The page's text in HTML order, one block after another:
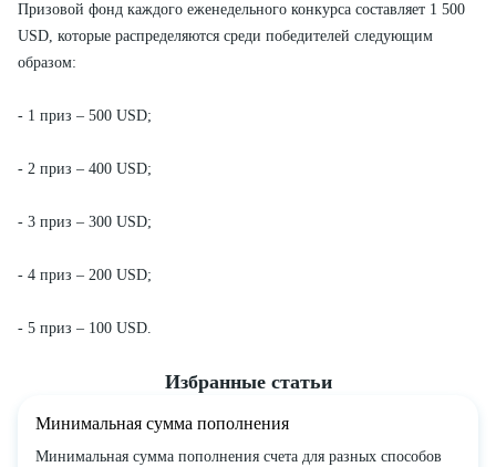
Призовой фонд каждого еженедельного конкурса составляет 1 500
USD, которые распределяются среди победителей следующим
образом:
- 1 приз – 500 USD;
- 2 приз – 400 USD;
- 3 приз – 300 USD;
- 4 приз – 200 USD;
- 5 приз – 100 USD.
Избранные статьи
Минимальная сумма пополнения
Минимальная сумма пополнения счета для разных способов